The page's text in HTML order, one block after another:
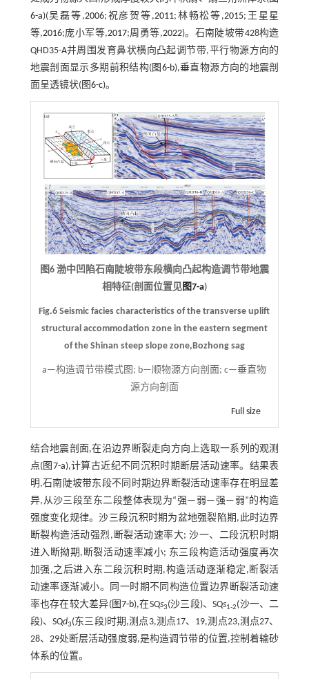
6-a)(吴磊等,2006;祝彦贺等,2011;林畅松等,2015;王星星
等,2016;庞小军等,2017;周勇等,2022)。石南陡坡带428构造
QHD35-A井周围发育鼻状横向凸起调节带,平行物源方向的
地震剖面显示多期前积结构( 图6-b),垂直物源方向的地震剖
面呈透镜状( 图6-c)。
图6 渤中凹陷石南陡坡带东段横向凸起构造调节带地震
相特征(剖面位置见图7-a)
Fig.6 Seismic facies characteristics of the transverse uplift
structural accommodation zone in the eastern segment
of the Shinan steep slope zone,Bozhong sag
a—构造调节带模式图; b—顺物源方向剖面; c—垂直物
源方向剖面
Full size
结合地震剖面,在沿边界断裂走向方向上选取一系列的观测
点(图7-a),计算古近纪不同沉积时期断层活动速率。结果表
明,石南陡坡带东段不同时期边界断裂活动速率存在明显差
异,从沙三段至东二段整体表现为“强—弱—强—弱”的构造
强度变化规律。沙三段沉积时期为盆地强裂陷期,此时边界
断裂构造活动强烈,断裂活动速率大; 沙一、二段沉积时期
进入断拗期,断裂活动速率减小; 东三段构造活动强度再次
加强,之后进入东二段沉积时期,构造活动逐渐稳定,断裂活
动速率逐渐减小。同一时期不同构造位置边界断裂活动速
率也存在较大差异(图7-b),在SQs3(沙三段)、SQs1-2(沙一、二
段)、SQd3(东三段)时期,测点3,测点17、19,测点23,测点27、
28、29处断层活动强度弱,是构造调节带的位置,控制着输砂
体系的位置。